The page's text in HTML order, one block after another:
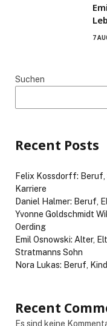
7
Suchen
Recent Posts
Felix Kossdorff: Beruf,
Karriere
Daniel Halmer: Beruf,
Yvonne Goldschmidt
Oerding
Emil Osnowski: Alter,
Stratmanns Sohn
Nora Lukas: Beruf,
Recent
Es sind keine